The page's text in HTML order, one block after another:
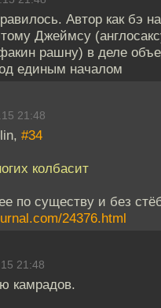
Автор как бэ
Джеймсу
рашну) в деле
единым началом
21:48
#34
колбасит
по существу и без
24376.html
21:48
камрадов.